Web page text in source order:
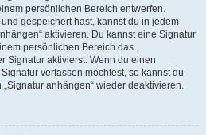
persönlichen Bereich entwerfen.
gespeichert hast, kannst du in jedem
aktivieren. Du kannst eine Signatur
persönlichen Bereich das
Signatur aktivierst. Wenn du einen
verfassen möchtest, so kannst du
anhängen“ wieder deaktivieren.